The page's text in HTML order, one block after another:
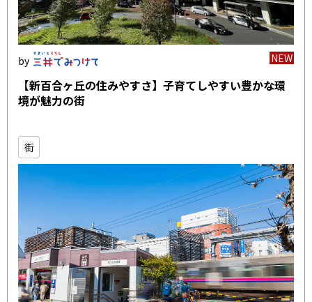
NEW
【新百合ヶ丘の住みやすさ】子育てしやすい豊かな環
境が魅力の街
街